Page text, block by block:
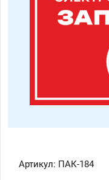
Артикул: ПАК-184